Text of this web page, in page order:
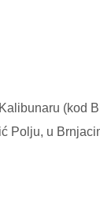
(kod
Polju, u